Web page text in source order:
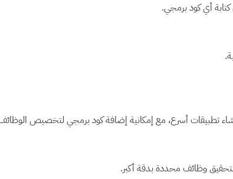
أي كود برمجي.
تطبيقات أسرع، مع إمكانية إضافة كود برمجي لتخصيص
وظائف محددة بدقة أكبر.